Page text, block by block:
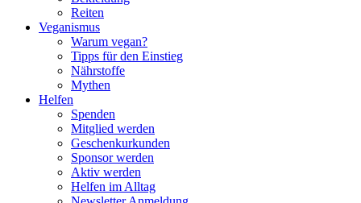
Reiten
Veganismus
Warum vegan?
Tipps für den Einstieg
Nährstoffe
Mythen
Helfen
Spenden
Mitglied werden
Geschenkurkunden
Sponsor werden
Aktiv werden
Helfen im Alltag